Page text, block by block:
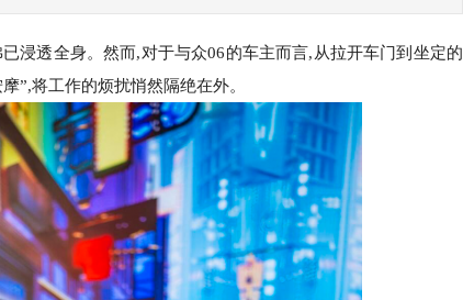
浸透全身。然而,对于与众06的车主而言,从拉开车门到坐定的
”,将工作的烦扰悄然隔绝在外。